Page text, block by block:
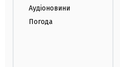
Аудіоновини
Погода